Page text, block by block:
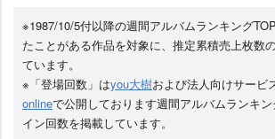
※1987/10/5付以降の週間アルバムランキング
たことがある作品を対象に、推定累積売上枚数
ています。
※「登場回数」はyou大樹および法人向けサービ
onlineで公開しております週間アルバムランキ
イン回数を掲載しています。